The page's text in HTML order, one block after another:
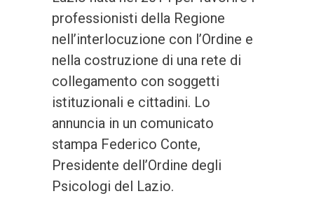
professionisti della Regione
nell’interlocuzione con l’Ordine e
nella costruzione di una rete di
collegamento con soggetti
istituzionali e cittadini. Lo
annuncia in un comunicato
stampa Federico Conte,
Presidente dell’Ordine degli
Psicologi del Lazio.